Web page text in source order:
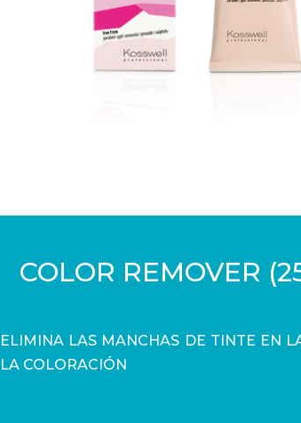
COLOR REMOVER
ELIMINA LAS MANCHAS DE TINTE EN
LA COLORACIÓN